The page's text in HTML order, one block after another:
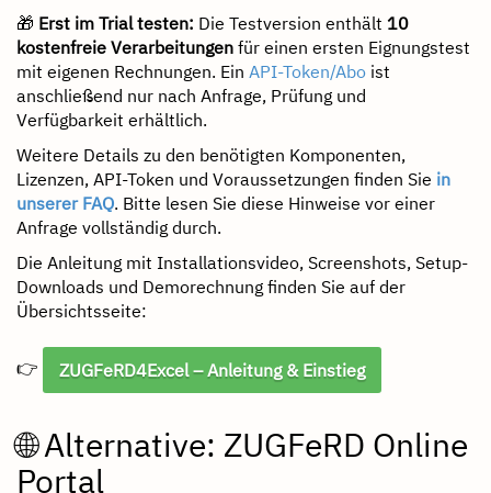
🎁 Erst im Trial testen: Die Testversion enthält 10
kostenfreie Verarbeitungen für einen ersten Eignungstest
mit eigenen Rechnungen. Ein API-Token/Abo ist
anschließend nur nach Anfrage, Prüfung und
Verfügbarkeit erhältlich.
Weitere Details zu den benötigten Komponenten,
Lizenzen, API-Token und Voraussetzungen finden Sie in
unserer FAQ. Bitte lesen Sie diese Hinweise vor einer
Anfrage vollständig durch.
Die Anleitung mit Installationsvideo, Screenshots, Setup-
Downloads und Demorechnung finden Sie auf der
Übersichtsseite:
👉 ZUGFeRD4Excel – Anleitung & Einstieg
🌐 Alternative: ZUGFeRD Online
Portal